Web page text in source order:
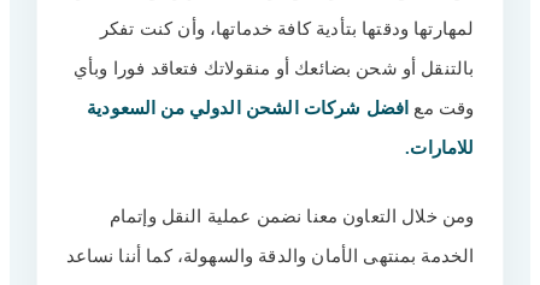
5 سيارات متخصصة للشحن
6 التخلص من الإجراءات وتوفير ضمان
أسعار رخيصة وخصومات
9 أحدث المعدات
10 شركة شحن بري من السعودية للامارات
لمهارتها ودقتها بتأدية كافة خدماتها، وأن كنت تفكر
بالتنقل أو شحن بضائعك أو منقولاتك فتعاقد فورا وبأي
وقت مع افضل شركات الشحن الدولي من السعودية
للامارات.
ومن خلال التعاون معنا نضمن عملية النقل وإتمام
الخدمة بمنتهى الأمان والدقة والسهولة، كما أننا نساعد